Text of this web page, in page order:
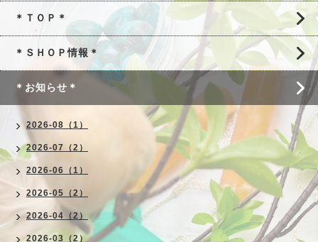
＊ＴＯＰ＊
＊ＳＨＯＰ情報＊
＊お知らせ＊
2026-08（1）
2026-07（2）
2026-06（1）
2026-05（2）
2026-04（2）
2026-03（2）